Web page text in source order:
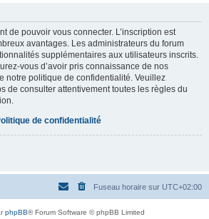
de pouvoir vous connecter. L’inscription est
avantages. Les administrateurs du forum
supplémentaires aux utilisateurs inscrits.
vous d’avoir pris connaissance de nos
notre politique de confidentialité. Veuillez
de consulter attentivement toutes les règles du
de confidentialité
Fuseau horaire sur UTC+02:00
phpBB® Forum Software © phpBB Limited